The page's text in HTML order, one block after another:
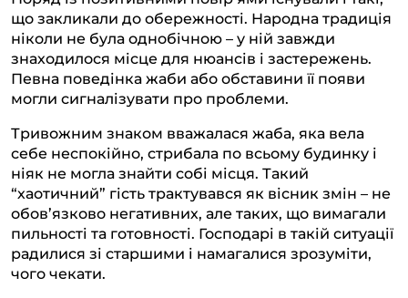
що закликали до обережності. Народна традиція
ніколи не була однобічною – у ній завжди
знаходилося місце для нюансів і застережень.
Певна поведінка жаби або обставини її появи
могли сигналізувати про проблеми.
Тривожним знаком вважалася жаба, яка вела
себе неспокійно, стрибала по всьому будинку і
ніяк не могла знайти собі місця. Такий
“хаотичний” гість трактувався як вісник змін – не
обов’язково негативних, але таких, що вимагали
пильності та готовності. Господарі в такій ситуації
радилися зі старшими і намагалися зрозуміти,
чого чекати.